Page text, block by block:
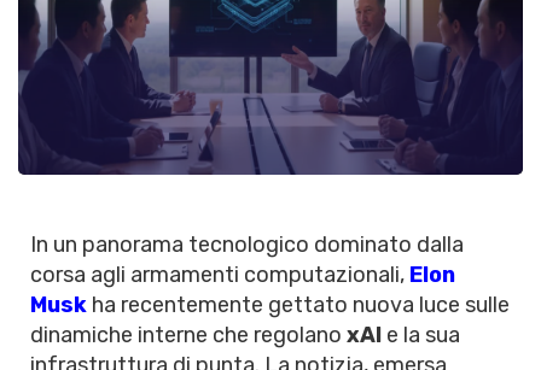
In un panorama tecnologico dominato dalla
corsa agli armamenti computazionali, Elon
Musk ha recentemente gettato nuova luce sulle
dinamiche interne che regolano xAI e la sua